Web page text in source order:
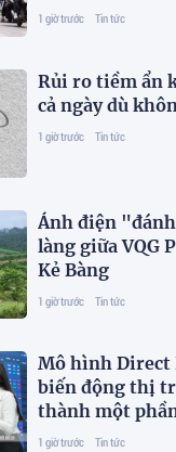
1 giờ trước Tin tức
Rủi ro tiềm ẩn
cả ngày dù
1 giờ trước Tin tức
Ánh điện
làng giữa VQG
Kẻ Bàng
1 giờ trước Tin tức
Mô hình
biến động thị
thành một
lược
1 giờ trước Tin tức